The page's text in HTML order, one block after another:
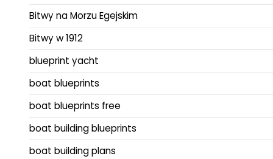
Bitwy na Morzu Egejskim
Bitwy w 1912
blueprint yacht
boat blueprints
boat blueprints free
boat building blueprints
boat building plans